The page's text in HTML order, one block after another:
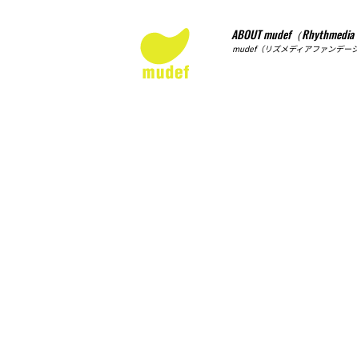
ABOUT mudef（Rhythmedia
mudef（リズメディアファンデー